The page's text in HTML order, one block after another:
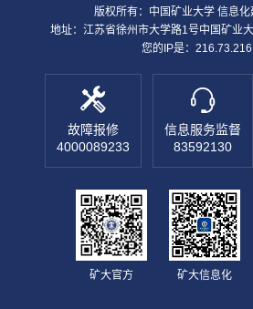
版权所有：中国矿业大学 信息化
地址：江苏省徐州市大学路1号中国矿业
您的IP是：
故障报修
4000089233
信息服务监督
83592130
矿大官方 矿大信息化